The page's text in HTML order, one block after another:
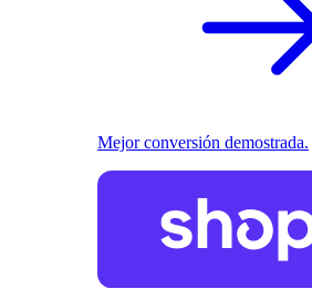
Mejor conversión demostrada.